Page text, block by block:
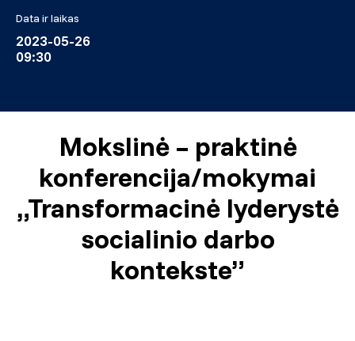
Data ir laikas
2023-05-26
09:30
Mokslinė – praktinė
konferencija/mokymai
„Transformacinė lyderystė
socialinio darbo
kontekste”